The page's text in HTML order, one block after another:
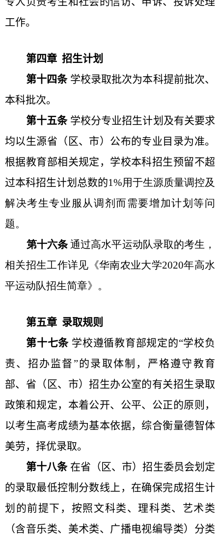
工作。
第四章 招生计划
第十四条 学校录取批次为本科提前批次、
本科批次。
第十五条 学校分专业招生计划及有关要求
均以生源省（区、市）公布的专业目录为准。
根据教育部相关规定，学校本科招生预留不超
过本科招生计划总数的1%用于生源质量调控及
解决考生专业服从调剂而需要增加计划等问
题。
第十六条通过高水平运动队录取的考生，
相关招生工作详见《华南农业大学2020年高水
平运动队招生简章》。
第五章 录取规则
第十七条 学校遵循教育部规定的“学校负
责、招办监督”的录取体制，严格遵守教育
部、省（区、市）招生办公室的有关招生录取
政策和规定，本着公开、公平、公正的原则，
以考生高考成绩为基本依据，综合衡量德智体
美劳，择优录取。
第十八条 在省（区、市）招生委员会划定
的录取最低控制分数线上，在确保完成招生计
划的前提下，按照文科类、理科类、艺术类
（含音乐类、美术类、广播电视编导类）分类